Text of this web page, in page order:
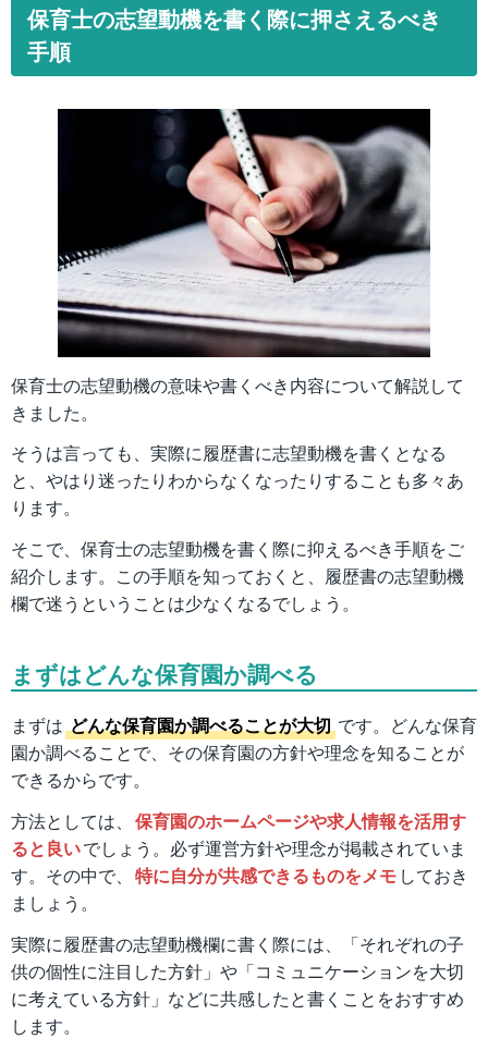
保育士の志望動機を書く際に押さえるべき
手順
保育士の志望動機の意味や書くべき内容について解説して
きました。
そうは言っても、実際に履歴書に志望動機を書くとなる
と、やはり迷ったりわからなくなったりすることも多々あ
ります。
そこで、保育士の志望動機を書く際に抑えるべき手順をご
紹介します。この手順を知っておくと、履歴書の志望動機
欄で迷うということは少なくなるでしょう。
まずはどんな保育園か調べる
まずは どんな保育園か調べることが大切 です。どんな保育
園か調べることで、その保育園の方針や理念を知ることが
できるからです。
方法としては、 保育園のホームページや求人情報を活用す
ると良いでしょう。必ず運営方針や理念が掲載されていま
す。その中で、 特に自分が共感できるものをメモ しておき
ましょう。
実際に履歴書の志望動機欄に書く際には、「それぞれの子
供の個性に注目した方針」や「コミュニケーションを大切
に考えている方針」などに共感したと書くことをおすすめ
します。